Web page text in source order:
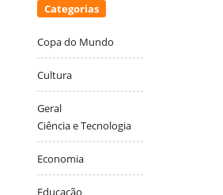
Categorias
Copa do Mundo
Cultura
Geral
Ciência e Tecnologia
Economia
Educação